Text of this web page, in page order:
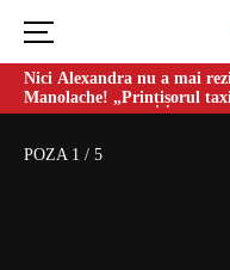
Nici Alexandra nu a mai
Manolache! „Prințișorul
doi ani de căsnicie
POZA 1 / 5